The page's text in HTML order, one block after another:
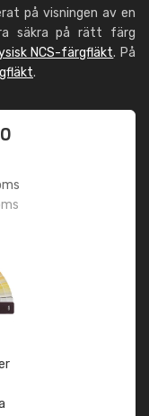
på visningen av en
säkra på rätt färg
NCS-färgfläkt. På
.